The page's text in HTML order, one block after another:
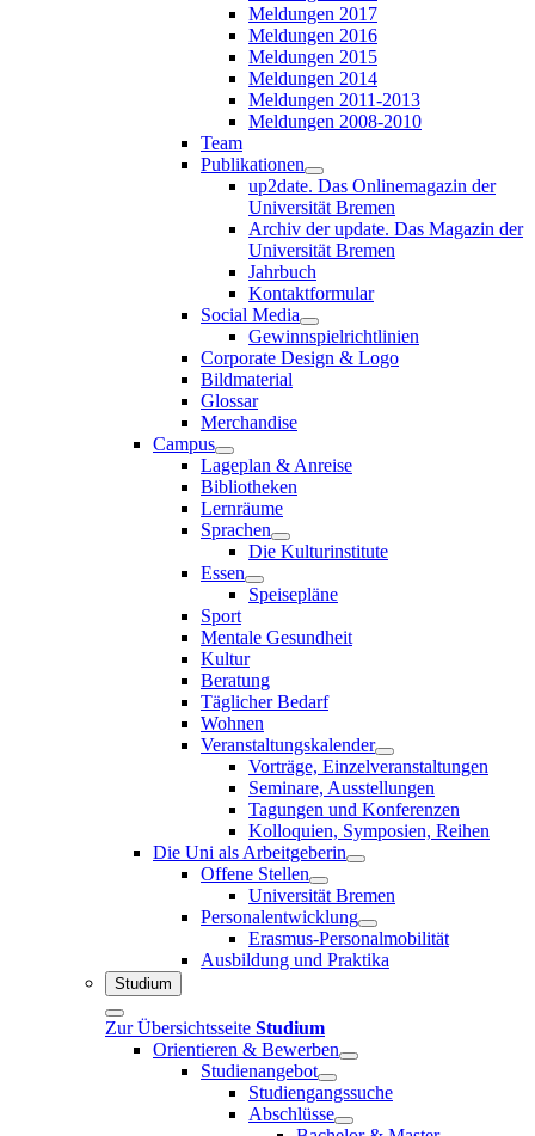
Meldungen 2017
Meldungen 2016
Meldungen 2015
Meldungen 2014
Meldungen 2011-2013
Meldungen 2008-2010
Team
Publikationen
up2date. Das Onlinemagazin der
Universität Bremen
Archiv der update. Das Magazin der
Universität Bremen
Jahrbuch
Kontaktformular
Social Media
Gewinnspielrichtlinien
Corporate Design & Logo
Bildmaterial
Glossar
Merchandise
Campus
Lageplan & Anreise
Bibliotheken
Lernräume
Sprachen
Die Kulturinstitute
Essen
Speisepläne
Sport
Mentale Gesundheit
Kultur
Beratung
Täglicher Bedarf
Wohnen
Veranstaltungskalender
Vorträge, Einzelveranstaltungen
Seminare, Ausstellungen
Tagungen und Konferenzen
Kolloquien, Symposien, Reihen
Die Uni als Arbeitgeberin
Offene Stellen
Universität Bremen
Personalentwicklung
Erasmus-Personalmobilität
Ausbildung und Praktika
Studium
Zur Übersichtsseite Studium
Orientieren & Bewerben
Studienangebot
Studiengangssuche
Abschlüsse